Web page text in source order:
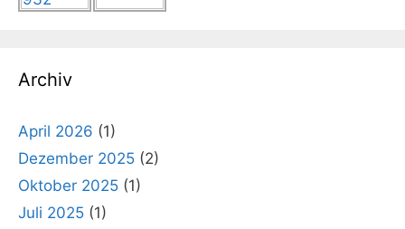
Archiv
April 2026 (1)
Dezember 2025 (2)
Oktober 2025 (1)
Juli 2025 (1)